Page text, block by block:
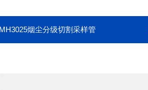
MH3025烟尘分级切割采样管